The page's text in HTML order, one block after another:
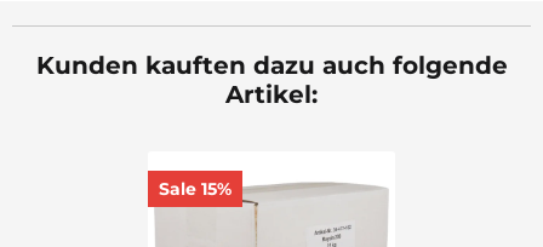
Kunden kauften dazu auch folgende
Artikel:
Sale 15%